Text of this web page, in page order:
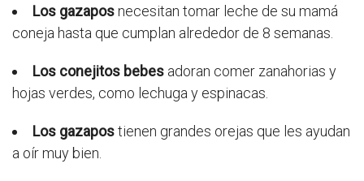
Los gazaposnecesitan tomar leche de su mamá
coneja hasta que cumplan alrededor de 8 semanas.
Los conejitos bebes adoran comer zanahorias y
hojas verdes, como lechuga y espinacas.
Los gazapostienen grandes orejas que les ayudan
a oír muy bien.